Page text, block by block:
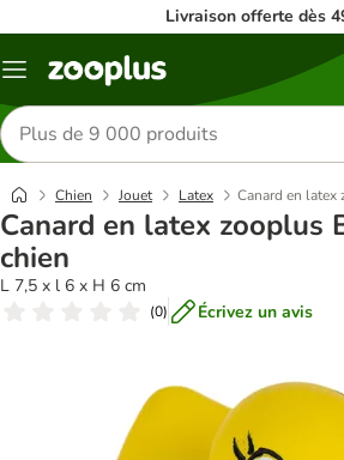
Livraison offerte dès
Menu
Rechercher
des
produits
Chien Jouet Latex Canard en latex
Canard en latex zooplus
chien
L 7,5 x l 6 x H 6 cm
(0) Écrivez un avis